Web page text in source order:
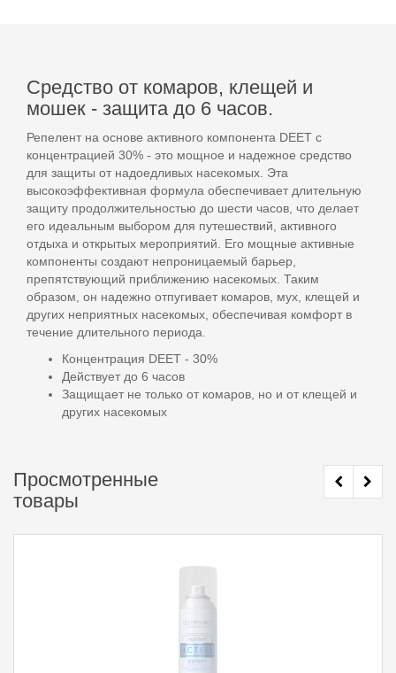
Средство от комаров, клещей и
мошек - защита до 6 часов.
Репелент на основе активного компонента DEET с
концентрацией 30% - это мощное и надежное средство
для защиты от надоедливых насекомых. Эта
высокоэффективная формула обеспечивает длительную
защиту продолжительностью до шести часов, что делает
его идеальным выбором для путешествий, активного
отдыха и открытых мероприятий. Его мощные активные
компоненты создают непроницаемый барьер,
препятствующий приближению насекомых. Таким
образом, он надежно отпугивает комаров, мух, клещей и
других неприятных насекомых, обеспечивая комфорт в
течение длительного периода.
Концентрация DEET - 30%
Действует до 6 часов
Защищает не только от комаров, но и от клещей и
других насекомых
Просмотренные
товары